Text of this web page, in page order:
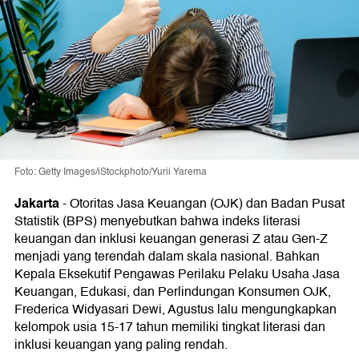
Foto: Getty Images/iStockphoto/Yurii Yarema
Jakarta-Otoritas Jasa Keuangan (OJK) dan Badan Pusat
Statistik (BPS) menyebutkan bahwa indeks literasi
keuangan dan inklusi keuangan generasi Z atau Gen-Z
menjadi yang terendah dalam skala nasional. Bahkan
Kepala Eksekutif Pengawas Perilaku Pelaku Usaha Jasa
Keuangan, Edukasi, dan Perlindungan Konsumen OJK,
Frederica Widyasari Dewi, Agustus lalu mengungkapkan
kelompok usia 15-17 tahun memiliki tingkat literasi dan
inklusi keuangan yang paling rendah.